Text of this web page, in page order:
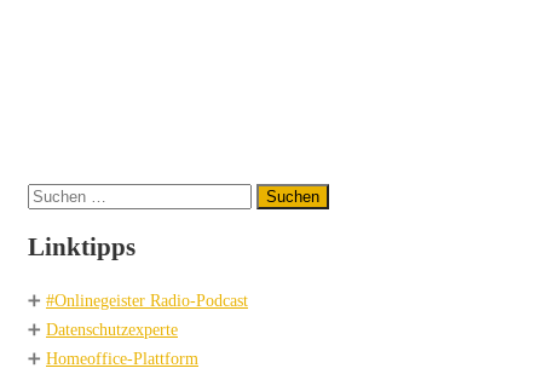
Suchen
Linktipps
➕ #Onlinegeister Radio-Podcast
➕ Datenschutzexperte
➕ Homeoffice-Plattform